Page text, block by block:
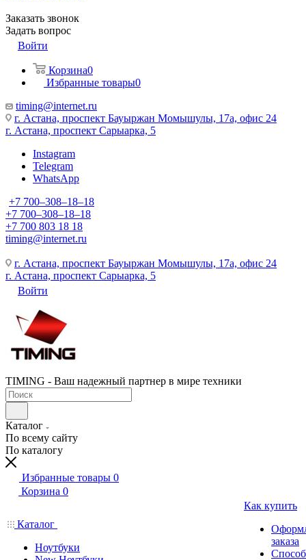
Заказать звонок
Задать вопрос
Войти
Корзина0
Избранные товары0
timing@internet.ru
г. Астана, проспект Бауыржан Момышулы, 17а, офис 24
г. Астана, проспект Сарыарка, 5
Instagram
Telegram
WhatsApp
+7 700‒308‒18‒18
+7 700‒308‒18‒18
+7 700 803 18 18
timing@internet.ru
г. Астана, проспект Бауыржан Момышулы, 17а, офис 24
г. Астана, проспект Сарыарка, 5
Войти
TIMING - Ваш надежный партнер в мире техники
Каталог
По всему сайту
По каталогу
Избранные товары 0
Корзина 0
Каталог
Ноутбуки
Как купить
заказа